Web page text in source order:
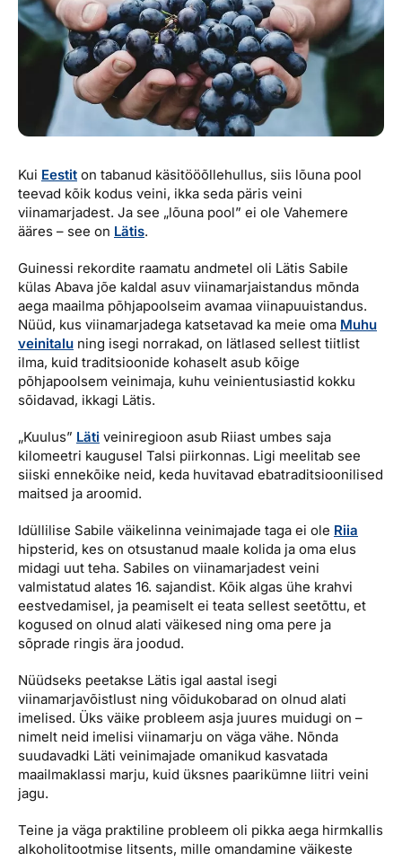
Reisitarvete e-pood
Airalo eSIM
Reisija meelespea
Kuldkaart
Platinum Club
Püsisoodustused
Boonuspunktid
Meist
Ettevõttest, kontaktid, reisikonsultandi teenus, tule
tööle, uudised...
Ettevõttest
Kontaktid
Reisikonsultandi teenus
Tule tööle
Uudised
Kui Eestit on tabanud käsitööõllehullus, siis lõuna pool
teevad kõik kodus veini, ikka seda päris veini
viinamarjadest. Ja see „lõuna pool” ei ole Vahemere
ääres – see on Lätis.
Guinessi rekordite raamatu andmetel oli Lätis Sabile
külas Abava jõe kaldal asuv viinamarjaistandus mõnda
aega maailma põhjapoolseim avamaa viinapuuistandus.
Nüüd, kus viinamarjadega katsetavad ka meie oma Muhu
veinitalu ning isegi norrakad, on lätlased sellest tiitlist
ilma, kuid traditsioonide kohaselt asub kõige
põhjapoolsem veinimaja, kuhu veinientusiastid kokku
sõidavad, ikkagi Lätis.
„Kuulus” Läti veiniregioon asub Riiast umbes saja
kilomeetri kaugusel Talsi piirkonnas. Ligi meelitab see
siiski ennekõike neid, keda huvitavad ebatraditsioonilised
maitsed ja aroomid.
Idüllilise Sabile väikelinna veinimajade taga ei ole Riia
hipsterid, kes on otsustanud maale kolida ja oma elus
midagi uut teha. Sabiles on viinamarjadest veini
valmistatud alates 16. sajandist. Kõik algas ühe krahvi
eestvedamisel, ja peamiselt ei teata sellest seetõttu, et
kogused on olnud alati väikesed ning oma pere ja
sõprade ringis ära joodud.
Nüüdseks peetakse Lätis igal aastal isegi
viinamarjavõistlust ning võidukobarad on olnud alati
imelised. Üks väike probleem asja juures muidugi on –
nimelt neid imelisi viinamarju on väga vähe. Nõnda
suudavadki Läti veinimajade omanikud kasvatada
maailmaklassi marju, kuid üksnes paarikümne liitri veini
jagu.
Teine ja väga praktiline probleem oli pikka aega hirmkallis
alkoholitootmise litsents, mille omandamine väikeste